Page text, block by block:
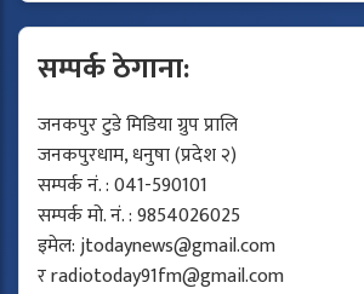
सम्पर्क ठेगाना:
जनकपुर टुडे मिडिया ग्रुप प्रालि
जनकपुरधाम, धनुषा (प्रदेश २)
सम्पर्क नं. : 041-590101
सम्पर्क मो. नं. : 9854026025
इमेल:jtodaynews@gmail.com
रradiotoday91fm@gmail.com